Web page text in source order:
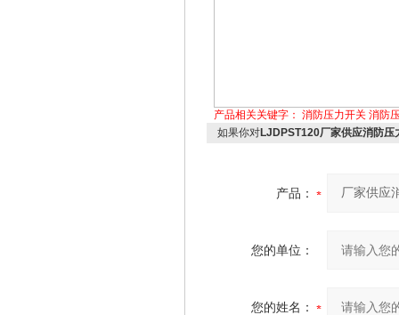
产品相关关键字： 消防压力开关 消防
如果你对LJDPST120厂家供应消防压
产品：
您的单位：
您的姓名：